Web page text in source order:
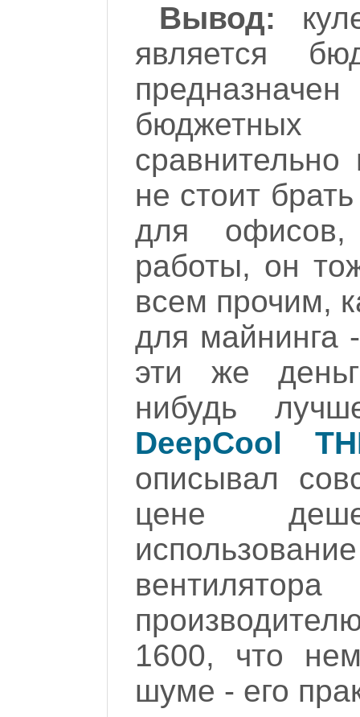
Вывод:
является
бюджетных
не стоит
для
работы, он
всем прочим,
для майнинга
эти же
нибудь
DeepCool
описывал
цене
1600, что
шуме - его